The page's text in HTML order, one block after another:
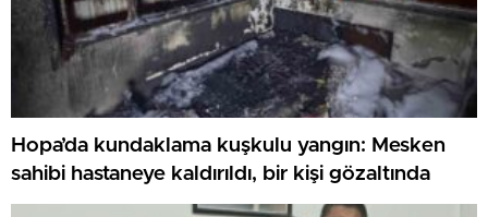
Hopa’da kundaklama kuşkulu yangın: Mesken
sahibi hastaneye kaldırıldı, bir kişi gözaltında